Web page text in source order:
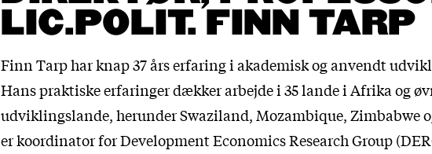
LIC.POLIT. FINN TARP
Finn Tarp har knap 37 års erfaring i akademisk og anvendt
Hans praktiske erfaringer dækker arbejde i 35 lande i Afrika og
udviklingslande, herunder Swaziland, Mozambique, Zimbabwe
er koordinator for Development Economics Research Group